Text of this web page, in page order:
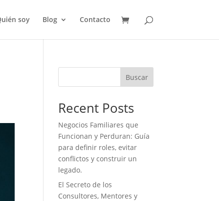
soy Blog Contacto
Buscar
Recent Posts
Negocios Familiares que
Funcionan y Perduran: Guía
para definir roles, evitar
conflictos y construir un
legado.
El Secreto de los
Consultores, Mentores y